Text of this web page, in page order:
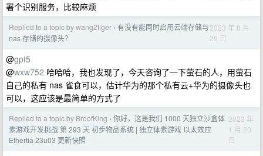
署个识别服务，比较麻烦
Replied to a topic by wang2tiger › 有没有能同时启用云端存储与
nas 存储的摄像头？
2023 年 8 月
29 日
@gpt5
@wxw752 哈哈哈，我也发现了，今天咨询了一下萤石的人，用萤石
自己的私有 nas 雀食可以，估计华为的那个私有云+华为的摄像头也
可以，这应该是最简单的方式了
Replied to a topic by BroofKing › 你好，这是我们 1000 天独立沙盒体
素游戏开发挑战 第 293 天 初步物品系统 | 独立体素游戏 以太效应
Ethertia 23u03 更新快照
2023 年
1 月 20
日